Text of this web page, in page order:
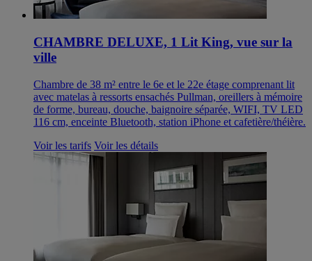
CHAMBRE DELUXE, 1 Lit King, vue sur la
ville
Chambre de 38 m² entre le 6e et le 22e étage comprenant lit
avec matelas à ressorts ensachés Pullman, oreillers à mémoire
de forme, bureau, douche, baignoire séparée, WIFI, TV LED
116 cm, enceinte Bluetooth, station iPhone et cafetière/théière.
Voir les tarifs Voir les détails